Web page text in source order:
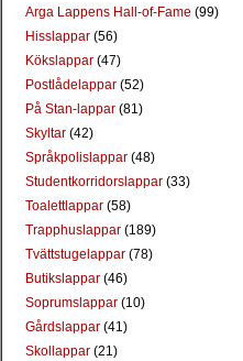
Arga Lappens Hall-of-Fame (99)
Hisslappar (56)
Kökslappar (47)
Postlådelappar (52)
På Stan-lappar (81)
Skyltar (42)
Språkpolislappar (48)
Studentkorridorslappar (33)
Toalettlappar (58)
Trapphuslappar (189)
Tvättstugelappar (78)
Butikslappar (46)
Soprumslappar (10)
Gårdslappar (41)
Skollappar (21)